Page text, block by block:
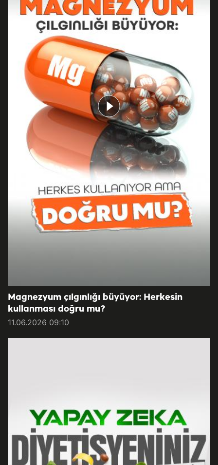
Magnezyum çılgınlığı büyüyor: Herkesin
kullanması doğru mu?
11.06.2026 09:10